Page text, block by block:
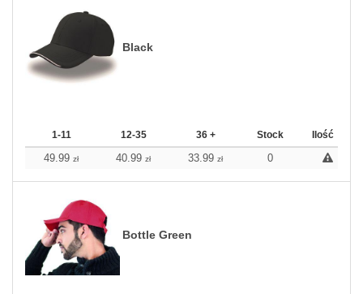
Black
1-11 12-35 36 + Stock Ilość
49.99 zł 40.99 zł 33.99 zł 0
Bottle Green